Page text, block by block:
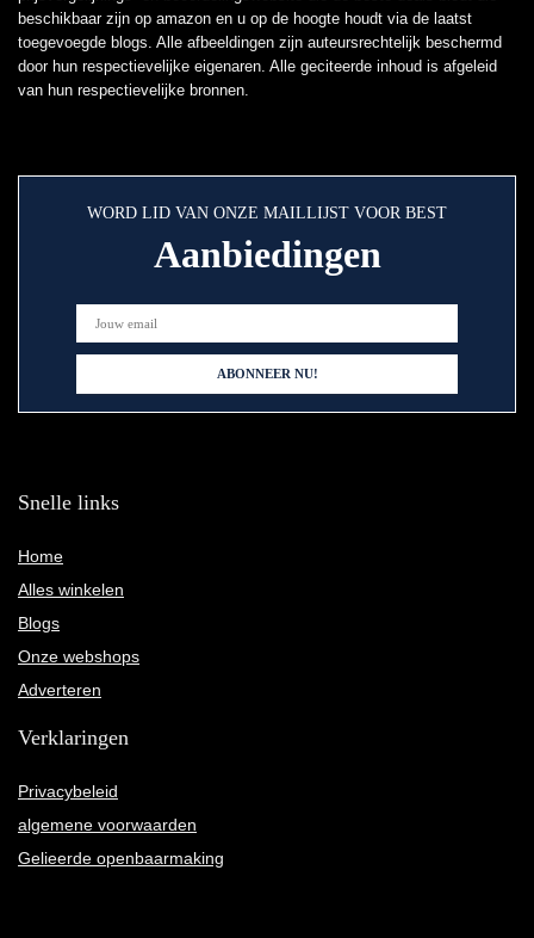
beschikbaar zijn op amazon en u op de hoogte houdt via de laatst
toegevoegde blogs. Alle afbeeldingen zijn auteursrechtelijk beschermd
door hun respectievelijke eigenaren. Alle geciteerde inhoud is afgeleid
van hun respectievelijke bronnen.
WORD LID VAN ONZE MAILLIJST VOOR BEST
Aanbiedingen
Snelle links
Home
Alles winkelen
Blogs
Onze webshops
Adverteren
Verklaringen
Privacybeleid
algemene voorwaarden
Gelieerde openbaarmaking